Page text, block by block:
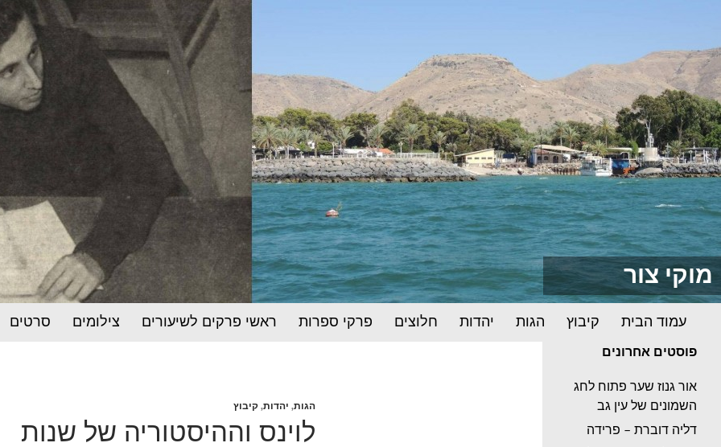
מוקי צור
עמוד הבית קיבוץ הגות יהדות חלוצים פרקי ספרות ראשי פרקים לשיעורים צילומים סרטים
הגות, יהדות, קיבוץ
לוינס וההיסטוריה של שנות
פוסטים אחרונים
אור גנוז שער פתוח לחג
השמונים של עין גב
דליה דוברת – פרידה